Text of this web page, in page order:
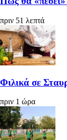
πριν 51 λεπτά
Φιλικά σε
πριν 1 ώρα